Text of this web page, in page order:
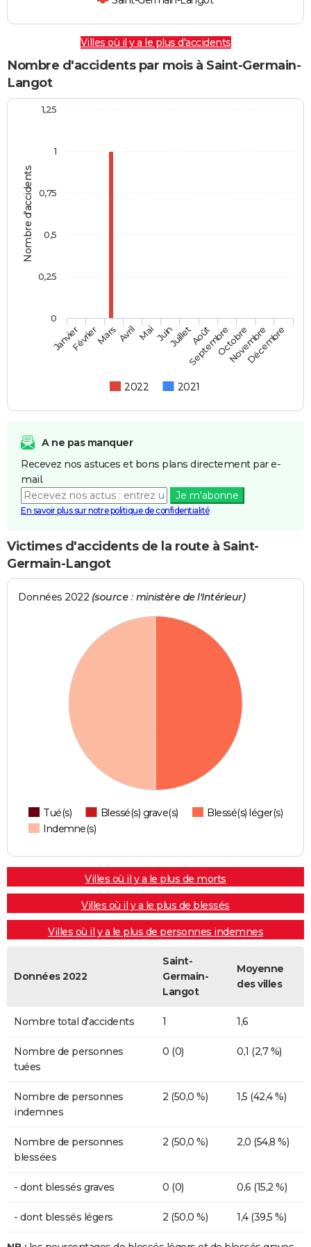
Villes où il y a le plus d'accidents
Nombre d'accidents par mois à Saint-Germain-
Langot
Nombre d'accidents
2022 2021
JanvierFévrierMars AvrilMaiJuinJuilletAoût
SeptembreOctobre
Novembre
Décembre
0
1
0,25
0,5
0,75
1,25
A ne pas manquer
Recevez nos astuces et bons plans directement par e-
mail.
Je m'abonne
En savoir plus sur notre politique de confidentialité
Victimes d'accidents de la route à Saint-
Germain-Langot
Données 2022 (source : ministère de l'Intérieur)
Tué(s) Blessé(s) grave(s)
Blessé(s) léger(s)
Indemne(s)
Villes où il y a le plus de morts
Villes où il y a le plus de blessés
Villes où il y a le plus de personnes indemnes
Données 2022
Saint-
Germain-
Langot
Moyenne
des villes
Nombre total d'accidents 1 1,6
Nombre de personnes
tuées
0 (0) 0,1 (2,7 %)
Nombre de personnes
indemnes
2 (50,0 %) 1,5 (42,4 %)
Nombre de personnes
blessées
2 (50,0 %) 2,0 (54,8 %)
- dont blessés graves 0 (0) 0,6 (15,2 %)
- dont blessés légers 2 (50,0 %) 1,4 (39,5 %)